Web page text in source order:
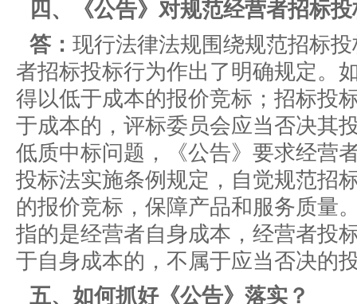
四、《公告》对规范经营者招标
答： 现行法律法规围绕规范招标
者招标投标行为作出了明确规定。
得以低于成本的报价竞标；招标投
于成本的，评标委员会应当否决其
低质中标问题，《公告》要求经营
投标法实施条例规定，自觉规范招
的报价竞标，保障产品和服务质量
指的是经营者自身成本，经营者投
于自身成本的，不属于应当否决的
五、如何抓好《公告》落实？